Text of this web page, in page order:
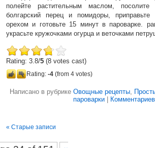
полейте растительным маслом, посолите
болгарский перец и помидоры,
орехом и готовьте 15 минут в пароварке.
украсьте кружочками огурца и веточками
Rating: 3.8/5 (8 votes cast)
Rating: -4 (from 4 votes)
Написано в рубрике Овощные рецепты,
пароварки|
« Старые записи